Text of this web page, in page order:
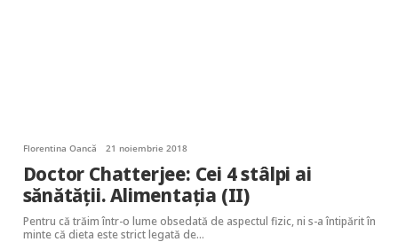
Florentina Oancă 21 noiembrie 2018
Doctor Chatterjee: Cei 4 stâlpi ai
sănătăţii. Alimentația (II)
Pentru că trăim într-o lume obsedată de aspectul fizic, ni s-a întipărit în
minte că dieta este strict legată de…